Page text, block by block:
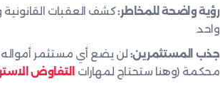
رؤية واضحة للمخاطر:كشف العقبات القانونية
واحد.
جذب المستثمرين: لن يضع أي مستثمر
محكمة (وهنا ستحتاج لمهارات التفاوض